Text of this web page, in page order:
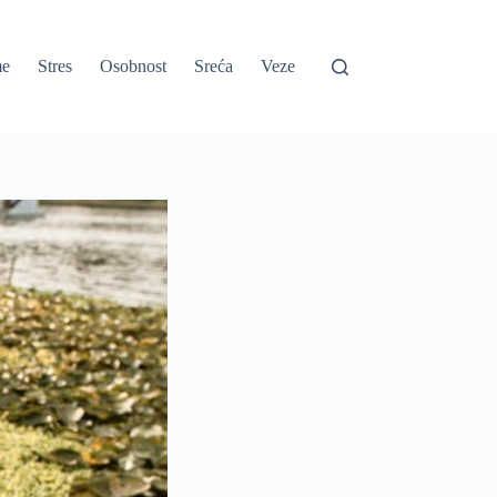
Stres Osobnost Sreća Veze